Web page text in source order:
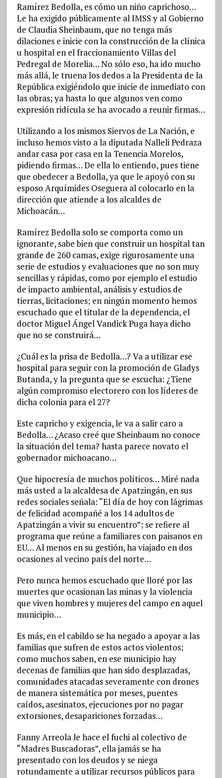
Ramírez Bedolla, es cómo un niño caprichoso…
Le ha exigido públicamente al IMSS y al Gobierno
de Claudia Sheinbaum, que no tenga más
dilaciones e inicie con la construcción de la clínica
u hospital en el fraccionamiento Villas del
Pedregal de Morelia… No sólo eso, ha ido mucho
más allá, le truena los dedos a la Presidenta de la
República exigiéndolo que inicie de inmediato con
las obras; ya hasta lo que algunos ven como
expresión ridícula se ha avocado a reunir firmas…
Utilizando a los mismos Siervos de La Nación, e
incluso hemos visto a la diputada Nalleli Pedraza
andar casa por casa en la Tenencia Morelos,
pidiendo firmas… De ella lo entiendo, pues tiene
que obedecer a Bedolla, ya que le apoyó con su
esposo Arquímides Oseguera al colocarlo en la
dirección que atiende a los alcaldes de
Michoacán…
Ramírez Bedolla solo se comporta como un
ignorante, sabe bien que construir un hospital tan
grande de 260 camas, exige rigurosamente una
serie de estudios y evaluaciones que no son muy
sencillas y rápidas, como por ejemplo el estudio
de impacto ambiental, análisis y estudios de
tierras, licitaciones; en ningún momento hemos
escuchado que el titular de la dependencia, el
doctor Miguel Ángel Vandick Puga haya dicho
que no se construirá…
¿Cuál es la prisa de Bedolla…? Va a utilizar ese
hospital para seguir con la promoción de Gladys
Butanda, y la pregunta que se escucha: ¿Tiene
algún compromiso electorero con los líderes de
dicha colonia para el 27?
Este capricho y exigencia, le va a salir caro a
Bedolla… ¿Acaso creé que Sheinbaum no conoce
la situación del tema? hasta parece novato el
gobernador michoacano…
Que hipocresía de muchos políticos… Miré nada
más usted a la alcaldesa de Apatzingán, en sus
redes sociales señala: “El día de hoy con lágrimas
de felicidad acompañé a los 14 adultos de
Apatzingán a vivir su encuentro”; se refiere al
programa que reúne a familiares con paisanos en
EU… Al menos en su gestión, ha viajado en dos
ocasiones al vecino país del norte…
Pero nunca hemos escuchado que lloré por las
muertes que ocasionan las minas y la violencia
que viven hombres y mujeres del campo en aquel
municipio…
Es más, en el cabildo se ha negado a apoyar a las
familias que sufren de estos actos violentos;
como muchos saben, en ese municipio hay
decenas de familias que han sido desplazadas,
comunidades atacadas severamente con drones
de manera sistemática por meses, puentes
caídos, asesinatos, ejecuciones por no pagar
extorsiones, desapariciones forzadas…
Fanny Arreola le hace el fuchi al colectivo de
“Madres Buscadoras”, ella jamás se ha
presentado con los deudos y se niega
rotundamente a utilizar recursos públicos para